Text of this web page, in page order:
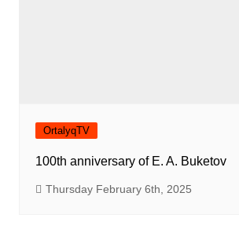
OrtalyqTV
100th anniversary of E. A. Buketov
Thursday February 6th, 2025